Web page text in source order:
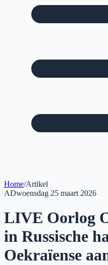
Home/Artikel
ADwoensdag 25 maart 2026
LIVE Oorlog
in Russische
Oekraïense